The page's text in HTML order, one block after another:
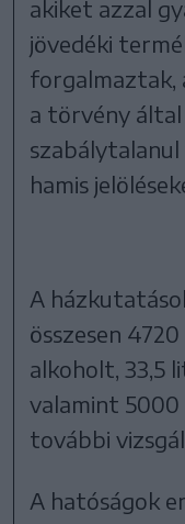
akiket azzal
jövedéki
forgalmaztak,
a törvény
hamis
A
összesen
alkoholt, 33,5
valamint
további
A hatóságok